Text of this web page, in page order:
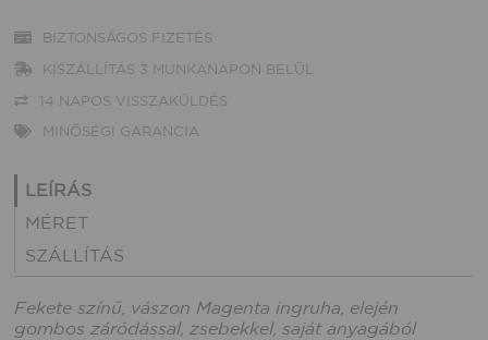
BIZTONSÁGOS FIZETÉS
KISZÁLLÍTÁS 3 MUNKANAPON BELÜL
14 NAPOS VISSZAKÜLDÉS
MINŐSÉGI GARANCIA
LEÍRÁS
MÉRET
SZÁLLÍTÁS
Fekete színű, vászon Magenta ingruha, elején
gombos záródással, zsebekkel, saját anyagából